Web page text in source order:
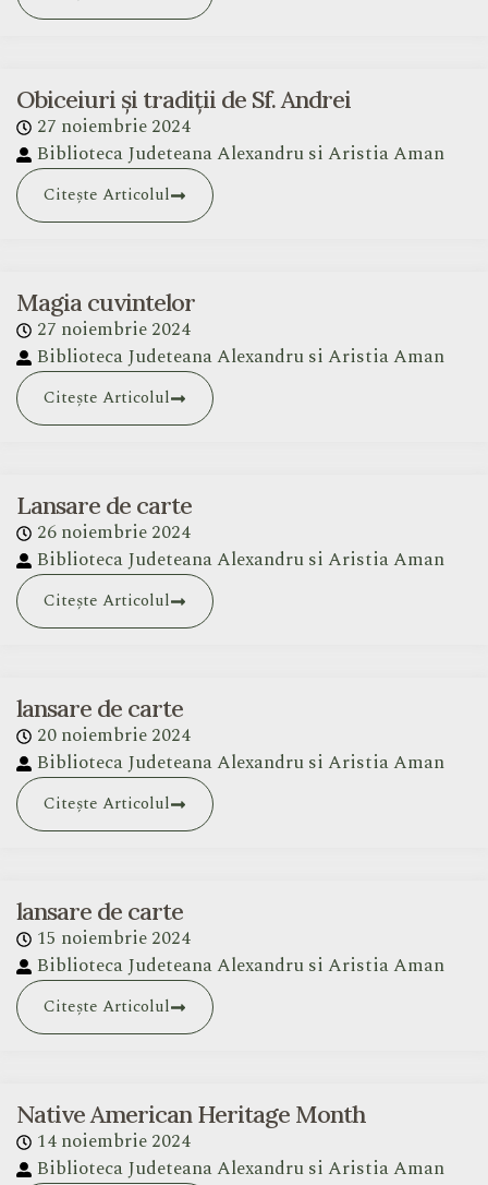
Obiceiuri și tradiții de Sf. Andrei
27 noiembrie 2024
Biblioteca Judeteana Alexandru si Aristia Aman
Citește Articolul
Magia cuvintelor
27 noiembrie 2024
Biblioteca Judeteana Alexandru si Aristia Aman
Citește Articolul
Lansare de carte
26 noiembrie 2024
Biblioteca Judeteana Alexandru si Aristia Aman
Citește Articolul
lansare de carte
20 noiembrie 2024
Biblioteca Judeteana Alexandru si Aristia Aman
Citește Articolul
lansare de carte
15 noiembrie 2024
Biblioteca Judeteana Alexandru si Aristia Aman
Citește Articolul
Native American Heritage Month
14 noiembrie 2024
Biblioteca Judeteana Alexandru si Aristia Aman